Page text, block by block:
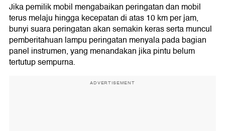
Jika pemilik mobil mengabaikan peringatan dan mobil
terus melaju hingga kecepatan di atas 10 km per jam,
bunyi suara peringatan akan semakin keras serta muncul
pemberitahuan lampu peringatan menyala pada bagian
panel instrumen, yang menandakan jika pintu belum
tertutup sempurna.
ADVERTISEMENT